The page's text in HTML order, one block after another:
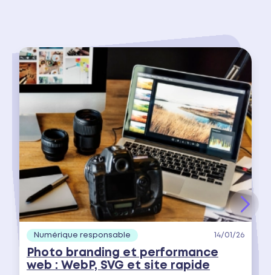
Numérique responsable 14/01/26
Photo branding et performance
web : WebP, SVG et site rapide